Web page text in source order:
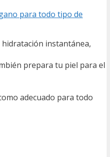
para todo tipo de
instantánea,
prepara tu piel para el
adecuado para todo